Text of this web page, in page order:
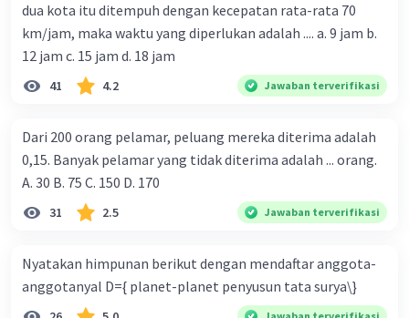
dua kota itu ditempuh dengan kecepatan rata-rata 70
km/jam, maka waktu yang diperlukan adalah .... a. 9 jam b.
12 jam c. 15 jam d. 18 jam
41 4.2 Jawaban terverifikasi
Dari 200 orang pelamar, peluang mereka diterima adalah
0,15. Banyak pelamar yang tidak diterima adalah ... orang.
A. 30 B. 75 C. 150 D. 170
31 2.5 Jawaban terverifikasi
Nyatakan himpunan berikut dengan mendaftar anggota-
anggotanyal D={ planet-planet penyusun tata surya\}